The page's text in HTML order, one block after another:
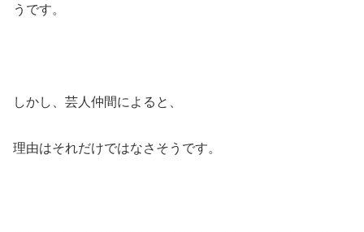
うです。
しかし、芸人仲間によると、
理由はそれだけではなさそうです。